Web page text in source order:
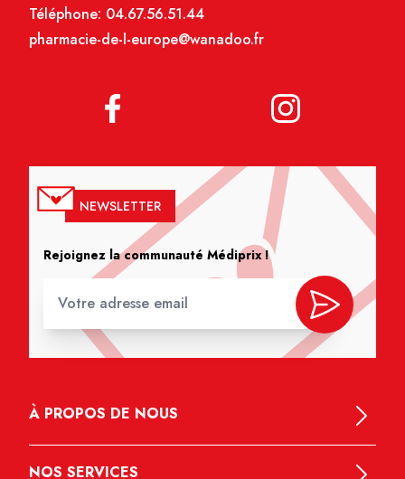
Téléphone: 04.67.56.51.44
pharmacie-de-l-europe@wanadoo.fr
NEWSLETTER
Rejoignez la communauté Médiprix !
À PROPOS DE NOUS
NOS SERVICES